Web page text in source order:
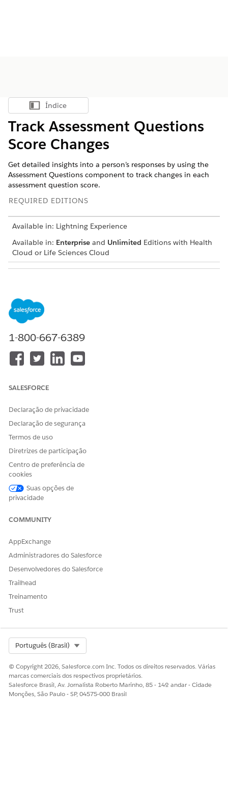
Mostrar índice
Índice
Track Assessment Questions
Score Changes
Get detailed insights into a person’s responses by using the
Assessment Questions component to track changes in each
assessment question score.
REQUIRED EDITIONS
Available in: Lightning Experience
Available in: Enterprise and Unlimited Editions with Health
Cloud or Life Sciences Cloud
Open an assessment record and navigate to the
Assessment Questions component.
The component displays a list of assessment questions
with icons indicating score changes for each question.
the question scores for each assessment attempt
ESTE ARTIGO RESOLVEU SEU PROBLEMA?
Diga-nos para podermos melhorar!
1-800-667-6389
SALESFORCE
Declaração de privacidade
Declaração de segurança
Termos de uso
Diretrizes de participação
Centro de preferência de
cookies
Suas opções de
privacidade
COMMUNITY
AppExchange
Administradores do Salesforce
Desenvolvedores do Salesforce
Trailhead
Treinamento
Trust
Português (Brasil)
© Copyright 2026, Salesforce.com Inc. Todos os direitos reservados. Várias
marcas comerciais dos respectivos proprietários.
Salesforce Brasil, Av. Jornalista Roberto Marinho, 85 - 14º andar - Cidade
Monções, São Paulo - SP, 04575-000 Brasil